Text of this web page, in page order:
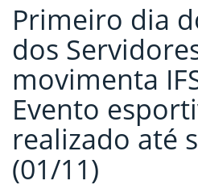
Primeiro dia
dos
movimenta
Evento
realizado até
(01/11)